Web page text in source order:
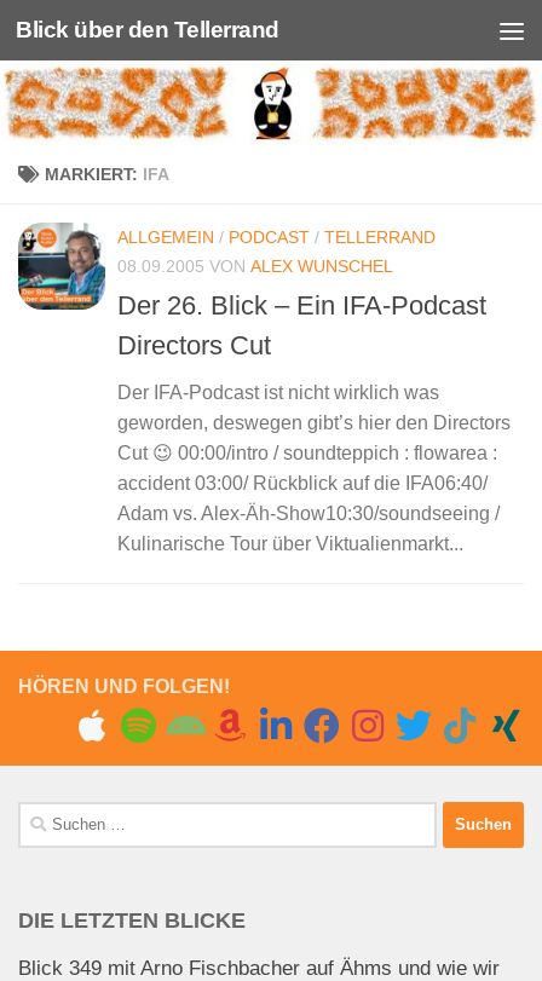
Unter dem Inhalt
Blick über den Tellerrand
MARKIERT: IFA
ALLGEMEIN / PODCAST / TELLERRAND
08.09.2005 VON ALEX WUNSCHEL
Der 26. Blick – Ein IFA-Podcast
Directors Cut
Der IFA-Podcast ist nicht wirklich was
geworden, deswegen gibt’s hier den Directors
Cut 😉 00:00/intro / soundteppich : flowarea :
accident 03:00/ Rückblick auf die IFA06:40/
Adam vs. Alex-Äh-Show10:30/soundseeing /
Kulinarische Tour über Viktualienmarkt...
HÖREN UND FOLGEN!
Suchen
nach:
DIE LETZTEN BLICKE
Blick 349 mit Arno Fischbacher auf Ähms und wie wir